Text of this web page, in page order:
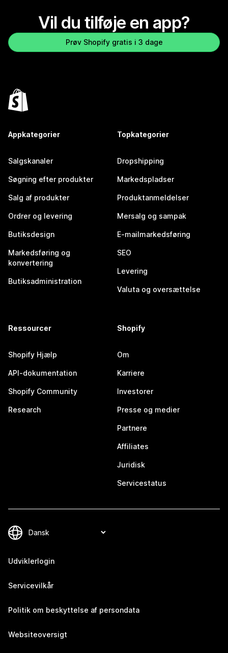
Vil du tilføje en app?
Prøv Shopify gratis i 3 dage
Appkategorier
Salgskanaler
Søgning efter produkter
Salg af produkter
Ordrer og levering
Butiksdesign
Markedsføring og
konvertering
Butiksadministration
Topkategorier
Dropshipping
Markedspladser
Produktanmeldelser
Mersalg og sampak
E-mailmarkedsføring
SEO
Levering
Valuta og oversættelse
Ressourcer
Shopify Hjælp
API-dokumentation
Shopify Community
Research
Shopify
Om
Karriere
Investorer
Presse og medier
Partnere
Affiliates
Juridisk
Servicestatus
Udviklerlogin
Servicevilkår
Politik om beskyttelse af persondata
Websiteoversigt